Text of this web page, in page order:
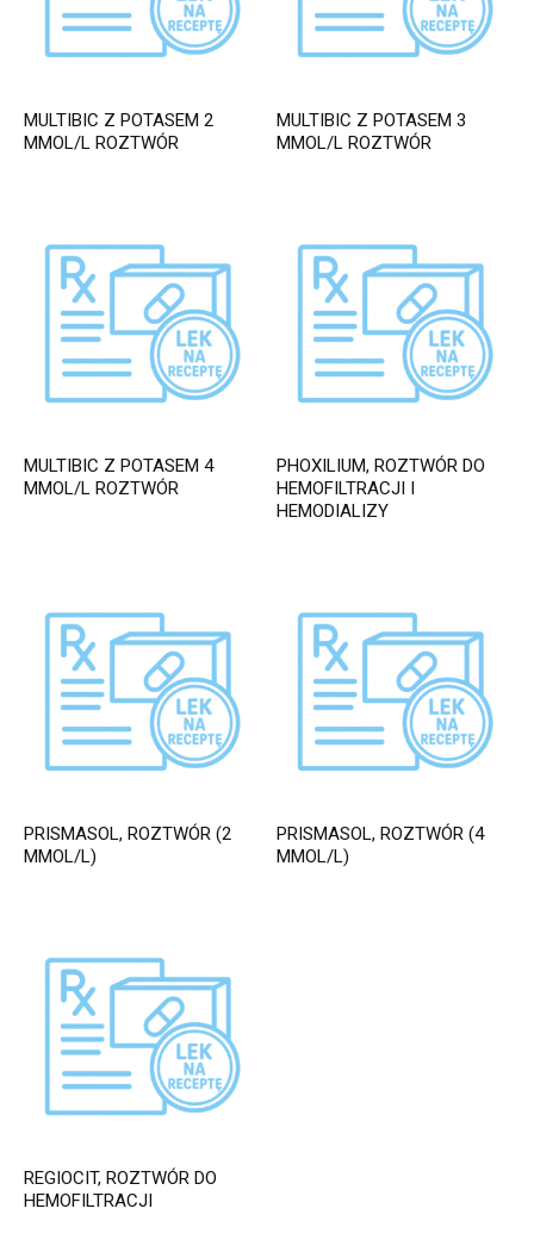
MULTIBIC Z POTASEM 2
MMOL/L ROZTWÓR
MULTIBIC Z POTASEM 3
MMOL/L ROZTWÓR
MULTIBIC Z POTASEM 4
MMOL/L ROZTWÓR
PHOXILIUM, ROZTWÓR DO
HEMOFILTRACJI I
HEMODIALIZY
PRISMASOL, ROZTWÓR (2
MMOL/L)
PRISMASOL, ROZTWÓR (4
MMOL/L)
REGIOCIT, ROZTWÓR DO
HEMOFILTRACJI